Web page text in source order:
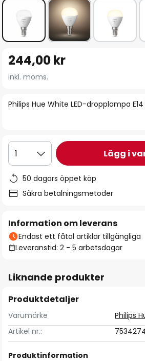
till
början
bildgalleriet
Philips Hue White LED-dropplampa
244,00 kr
inkl. moms.
1 Lägg i
50 dagars öppet köp
Säkra betalningsmetoder
Information om leverans
Endast ett fåtal artiklar tillgängliga
Leveranstid: 2 - 5 arbetsdagar
Liknande produkter
Produktdetaljer
Varumärke
Philips
Artikel nr.:
Produktinformation